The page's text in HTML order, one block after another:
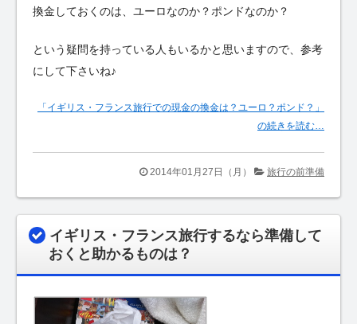
換金しておくのは、ユーロなのか？ポンドなのか？
という疑問を持っている人もいるかと思いますので、参考
にして下さいね♪
「イギリス・フランス旅行での現金の換金は？ユーロ？ポンド？」
の続きを読む…
2014年01月27日（月） 旅行の前準備
イギリス・フランス旅行するなら準備して
おくと助かるものは？